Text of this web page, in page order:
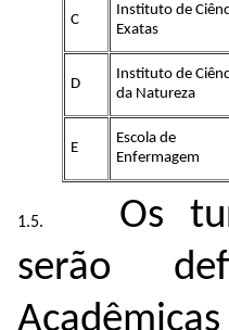
C
Instituto de
Exatas
D
Instituto de
da Natureza
E
Escola de
Enfermagem
Os
serão